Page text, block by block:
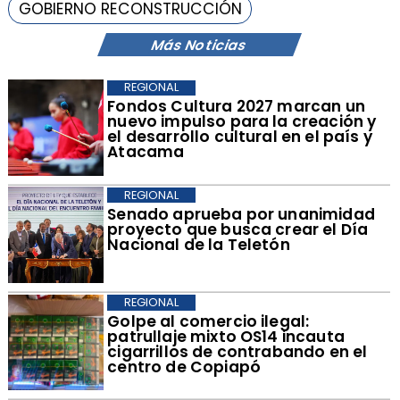
Más Noticias
​Fondos Cultura 2027 marcan un
nuevo impulso para la creación y
el desarrollo cultural en el país y
Atacama
REGIONAL
​Senado aprueba por unanimidad
proyecto que busca crear el Día
Nacional de la Teletón
REGIONAL
Golpe al comercio ilegal:
patrullaje mixto OS14 incauta
cigarrillos de contrabando en el
centro de Copiapó
REGIONAL
GOBIERNO RECONSTRUCCIÓN